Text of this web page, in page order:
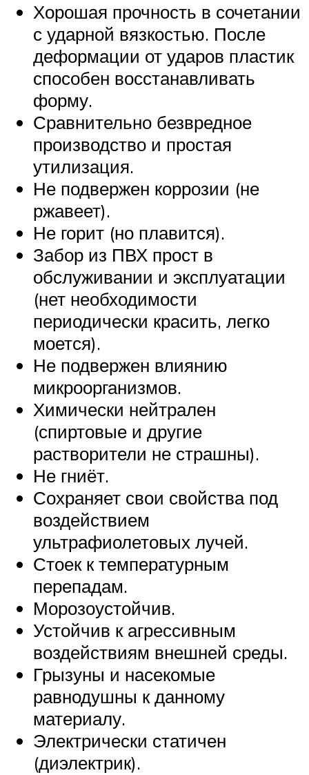
Хорошая прочность в сочетании
с ударной вязкостью. После
деформации от ударов пластик
способен восстанавливать
форму.
Сравнительно безвредное
производство и простая
утилизация.
Не подвержен коррозии (не
ржавеет).
Не горит (но плавится).
Забор из ПВХ прост в
обслуживании и эксплуатации
(нет необходимости
периодически красить, легко
моется).
Не подвержен влиянию
микроорганизмов.
Химически нейтрален
(спиртовые и другие
растворители не страшны).
Не гниёт.
Сохраняет свои свойства под
воздействием
ультрафиолетовых лучей.
Стоек к температурным
перепадам.
Морозоустойчив.
Устойчив к агрессивным
воздействиям внешней среды.
Грызуны и насекомые
равнодушны к данному
материалу.
Электрически статичен
(диэлектрик).